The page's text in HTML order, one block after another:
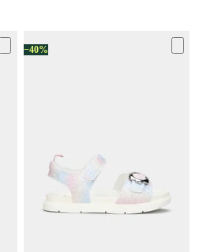
−40%